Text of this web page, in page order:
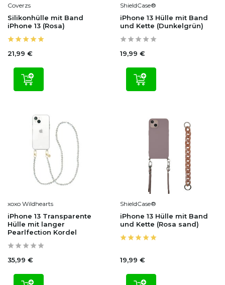
Coverzs
Silikonhülle mit Band
iPhone 13 (Rosa)
21,99 €
ShieldCase®
iPhone 13 Hülle mit Band
und Kette (Dunkelgrün)
19,99 €
xoxo Wildhearts
iPhone 13 Transparente
Hülle mit langer
Pearlfection Kordel
35,99 €
ShieldCase®
iPhone 13 Hülle mit Band
und Kette (Rosa sand)
19,99 €